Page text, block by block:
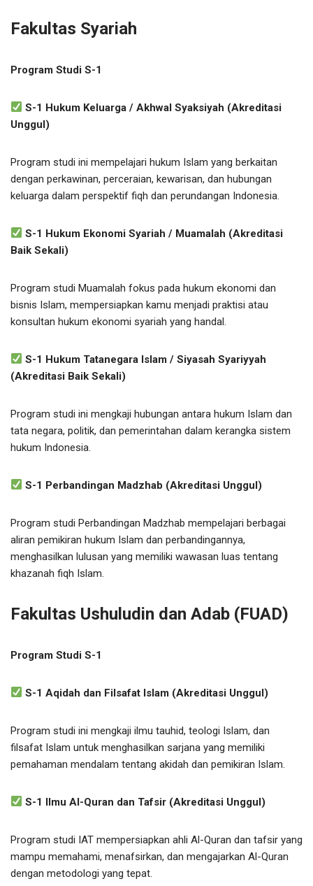
Fakultas Syariah
Program Studi S-1
S-1 Hukum Keluarga / Akhwal Syaksiyah (Akreditasi
Unggul)
Program studi ini mempelajari hukum Islam yang berkaitan
dengan perkawinan, perceraian, kewarisan, dan hubungan
keluarga dalam perspektif fiqh dan perundangan Indonesia.
S-1 Hukum Ekonomi Syariah / Muamalah (Akreditasi
Baik Sekali)
Program studi Muamalah fokus pada hukum ekonomi dan
bisnis Islam, mempersiapkan kamu menjadi praktisi atau
konsultan hukum ekonomi syariah yang handal.
S-1 Hukum Tatanegara Islam / Siyasah Syariyyah
(Akreditasi Baik Sekali)
Program studi ini mengkaji hubungan antara hukum Islam dan
tata negara, politik, dan pemerintahan dalam kerangka sistem
hukum Indonesia.
S-1 Perbandingan Madzhab (Akreditasi Unggul)
Program studi Perbandingan Madzhab mempelajari berbagai
aliran pemikiran hukum Islam dan perbandingannya,
menghasilkan lulusan yang memiliki wawasan luas tentang
khazanah fiqh Islam.
Fakultas Ushuludin dan Adab (FUAD)
Program Studi S-1
S-1 Aqidah dan Filsafat Islam (Akreditasi Unggul)
Program studi ini mengkaji ilmu tauhid, teologi Islam, dan
filsafat Islam untuk menghasilkan sarjana yang memiliki
pemahaman mendalam tentang akidah dan pemikiran Islam.
S-1 Ilmu Al-Quran dan Tafsir (Akreditasi Unggul)
Program studi IAT mempersiapkan ahli Al-Quran dan tafsir yang
mampu memahami, menafsirkan, dan mengajarkan Al-Quran
dengan metodologi yang tepat.